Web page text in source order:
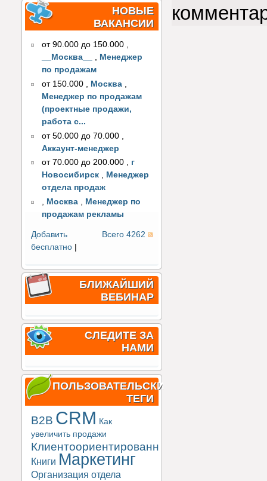
НОВЫЕ
ВАКАНСИИ
от 90.000 до 150.000 ,
__Москва__
, Менеджер
по продажам
от 150.000
Москва
Менеджер по продажам
(проектные продажи,
работа с...
от 50.000 до 70.000
Аккаунт-менеджер
от 70.000 до 200.000 , г
Новосибирск , Менеджер
отдела продаж
, Москва , Менеджер по
продажам рекламы
Всего 4262
Добавить
бесплатно
БЛИЖАЙШИЙ
ВЕБИНАР
СЛЕДИТЕ ЗА
НАМИ
ПОЛЬЗОВАТЕЛЬСКИЕ
ТЕГИ
B2B CRM Как
увеличить продажи
Клиентоориентированность
Книги Маркетинг
Организация отдела